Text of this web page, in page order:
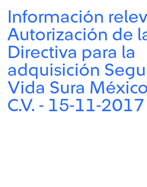
Información
Autorización de
Directiva para la
adquisición
Vida Sura
C.V. - 15-11-2017